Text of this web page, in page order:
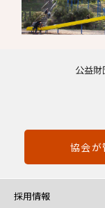
協会
採用情報